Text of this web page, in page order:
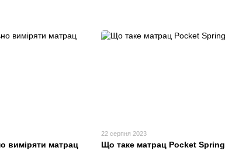
виміряти матрац
22 серпня 2023
Що таке матрац Pocket Spring